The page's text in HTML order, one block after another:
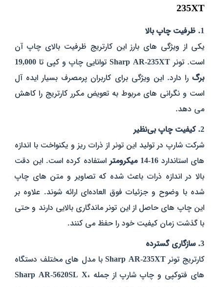
235XT
1. ظرفیت چاپ بالا
یکی از ویژگی‌ های بارز این کارتریج ظرفیت بالای چاپ آن
است. تونر Sharp AR-235XT توانایی چاپ و کپی تا 19,000
برگ را دارد. این ویژگی برای کاربران پرمصرف بسیار ایده‌ آل
است و نگرانی‌ های مربوط به تعویض مکرر کارتریج را کاهش
می‌ دهد.
2. کیفیت چاپ بی‌نظیر
شرکت شارپ در تولید این تونر از ذرات ریز و یکنواخت با اندازه‌
های استاندارد16-14 میکرومتر
استفاده کرده است. این دقت
بالا در اندازه ذرات باعث شده که تصاویر و متن‌ های چاپ‌
شده با وضوح و جزئیات فوق‌ العاده‌ای ارائه شوند. علاوه بر
این چاپ‌ های حاصل از این تونر ماندگاری بالایی دارند و حتی
با گذشت زمان کیفیت خود را حفظ می‌ کنند.
3. سازگاری گسترده
کارتریج تونرSharp AR-235XTبا مدل‌ های مختلف دستگاه‌
های فتوکپی و چاپ شارپ از جمله Sharp AR-5620SL X،